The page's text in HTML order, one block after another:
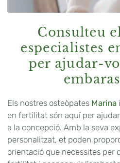
Consulteu
especialistes
per ajudar-
Els nostres osteòpates Marina i
en fertilitat són aquí per
a la concepció. Amb la seva
personalitzat, et poden
orientació que necessites per